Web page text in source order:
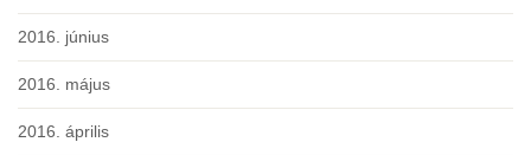
2016. június
2016. május
2016. április